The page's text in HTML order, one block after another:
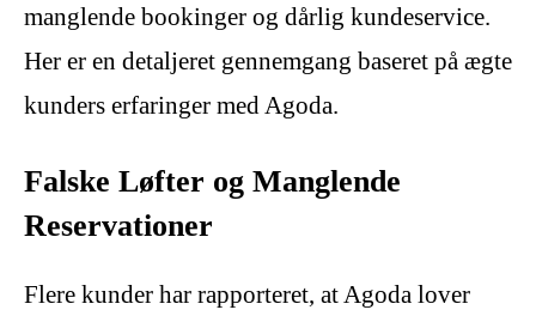
manglende bookinger og dårlig kundeservice.
Her er en detaljeret gennemgang baseret på ægte
kunders erfaringer med Agoda.
Falske Løfter og Manglende
Reservationer
Flere kunder har rapporteret, at Agoda lover